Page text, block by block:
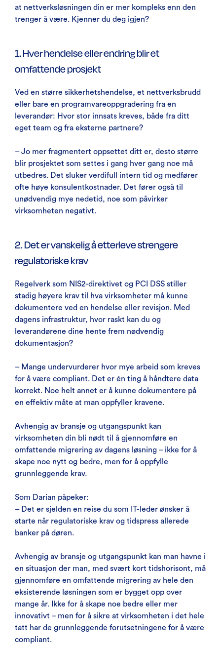
at nettverksløsningen din er mer kompleks enn den
trenger å være. Kjenner du deg igjen?
1. Hver hendelse eller endring blir et
omfattende prosjekt
Ved en større sikkerhetshendelse, et nettverksbrudd
eller bare en programvareoppgradering fra en
leverandør: Hvor stor innsats kreves, både fra ditt
eget team og fra eksterne partnere?
– Jo mer fragmentert oppsettet ditt er, desto større
blir prosjektet som settes i gang hver gang noe må
utbedres. Det sluker verdifull intern tid og medfører
ofte høye konsulentkostnader. Det fører også til
unødvendig mye nedetid, noe som påvirker
virksomheten negativt.
2. Det er vanskelig å etterleve strengere
regulatoriske krav
Regelverk som NIS2-direktivet og PCI DSS stiller
stadig høyere krav til hva virksomheter må kunne
dokumentere ved en hendelse eller revisjon. Med
dagens infrastruktur, hvor raskt kan du og
leverandørene dine hente frem nødvendig
dokumentasjon?
– Mange undervurderer hvor mye arbeid som kreves
for å være compliant. Det er én ting å håndtere data
korrekt. Noe helt annet er å kunne dokumentere på
en effektiv måte at man oppfyller kravene.
Avhengig av bransje og utgangspunkt kan
virksomheten din bli nødt til å gjennomføre en
omfattende migrering av dagens løsning – ikke for å
skape noe nytt og bedre, men for å oppfylle
grunnleggende krav.
Som Darian påpeker:
– Det er sjelden en reise du som IT-leder ønsker å
starte når regulatoriske krav og tidspress allerede
banker på døren.
Avhengig av bransje og utgangspunkt kan man havne i
en situasjon der man, med svært kort tidshorisont, må
gjennomføre en omfattende migrering av hele den
eksisterende løsningen som er bygget opp over
mange år. Ikke for å skape noe bedre eller mer
innovativt – men for å sikre at virksomheten i det hele
tatt har de grunnleggende forutsetningene for å være
compliant.